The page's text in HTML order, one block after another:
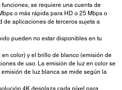
se requiere una cuenta de
o más rápida para HD o 25 Mbps o
de aplicaciones de terceros sujeta a
pueden no estar disponibles en tu
color) y el brillo de blanco (emisión de
de uso. La emisión de luz en color se
de luz blanca se mide según la
4K desplaza cada píxel para